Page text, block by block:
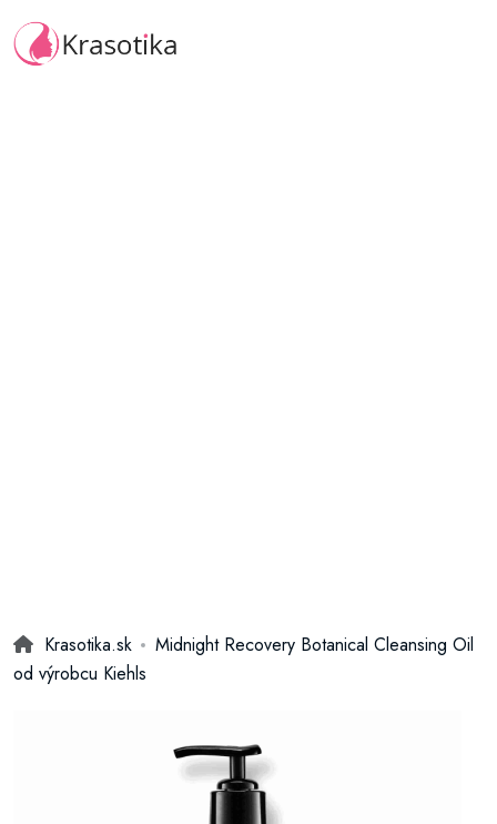
Krasotika.sk
Midnight Recovery Botanical Cleansing Oil
od výrobcu Kiehls